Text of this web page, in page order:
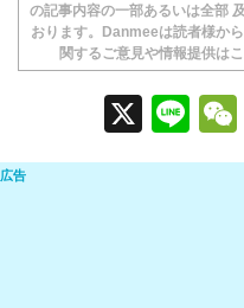
の記事内容の一部あるいは全部
おります。Danmeeは読者様か
関するご意見や情報提供は
X
Li
n